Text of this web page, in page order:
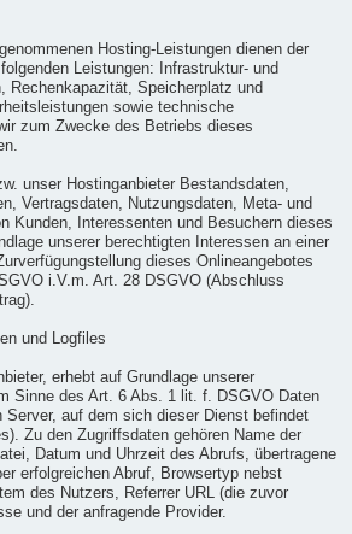
Hosting-Leistungen dienen der
Leistungen: Infrastruktur- und
Rechenkapazität, Speicherplatz und
sowie technische
zum Zwecke des Betriebs dieses
unser Hostinganbieter Bestandsdaten,
Vertragsdaten, Nutzungsdaten, Meta- und
Kunden, Interessenten und Besuchern dieses
unserer berechtigten Interessen an einer
dieses Onlineangebotes
i.V.m. Art. 28 DSGVO (Abschluss
und Logfiles
erhebt auf Grundlage unserer
Sinne des Art. 6 Abs. 1 lit. f. DSGVO Daten
Server, auf dem sich dieser Dienst befindet
Zu den Zugriffsdaten gehören Name der
Datum und Uhrzeit des Abrufs, übertragene
erfolgreichen Abruf, Browsertyp nebst
des Nutzers, Referrer URL (die zuvor
und der anfragende Provider.